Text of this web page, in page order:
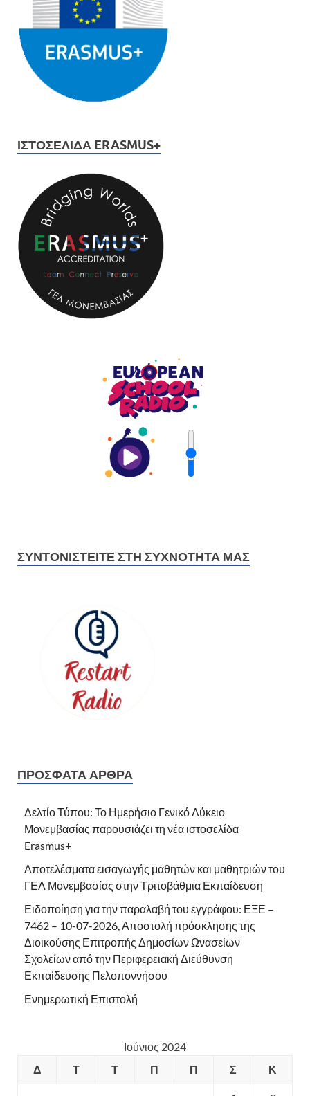
ΙΣΤΟΣΕΛΊΔΑ ERASMUS+
ΣΥΝΤΟΝΙΣΤΕΊΤΕ ΣΤΗ ΣΥΧΝΌΤΗΤΆ ΜΑΣ
ΠΡΌΣΦΑΤΑ ΆΡΘΡΑ
Δελτίο Τύπου: Το Ημερήσιο Γενικό Λύκειο
Μονεμβασίας παρουσιάζει τη νέα ιστοσελίδα
Erasmus+
Αποτελέσματα εισαγωγής μαθητών και μαθητριών του
ΓΕΛ Μονεμβασίας στην Τριτοβάθμια Εκπαίδευση
Ειδοποίηση για την παραλαβή του εγγράφου: ΕΞΕ –
7462 – 10-07-2026, Αποστολή πρόσκλησης της
Διοικούσης Επιτροπής Δημοσίων Ωνασείων
Σχολείων από την Περιφερειακή Διεύθυνση
Εκπαίδευσης Πελοποννήσου
Ενημερωτική Επιστολή
Ιούνιος 2024
Δ
Τ Τ Π Π Σ Κ